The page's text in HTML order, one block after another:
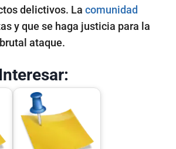
delictivos. La comunidad
y que se haga justicia para la
ataque.